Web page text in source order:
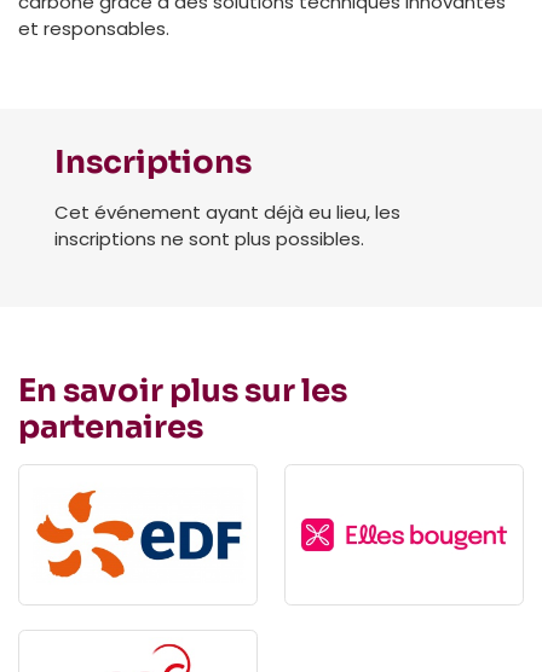
et responsables.
Inscriptions
Cet événement ayant déjà eu lieu, les
inscriptions ne sont plus possibles.
En savoir plus sur les
partenaires